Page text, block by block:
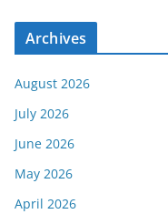
Archives
August 2026
July 2026
June 2026
May 2026
April 2026